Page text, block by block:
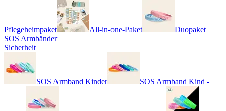
Pflegeheimpaket All-in-one-Paket
Duopaket
SOS Armbänder
Sicherheit
SOS Armband Kinder SOS Armband Kind -